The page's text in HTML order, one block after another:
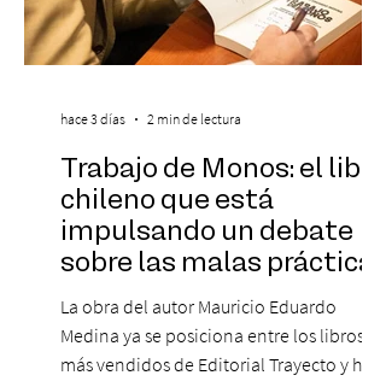
Trabajo de Monos: el libro
chileno que está
impulsando un debate
sobre las malas prácticas
laborales y el futuro del
trabajo
La obra del autor Mauricio Eduardo
Medina ya se posiciona entre los libros
más vendidos de Editorial Trayecto y ha
hace 3 días 2 min de lectura